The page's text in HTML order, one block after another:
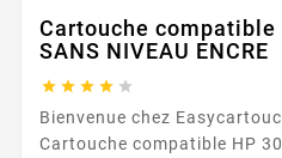
Cartouche compatible
SANS NIVEAU ENCRE
    
Bienvenue chez
Cartouche compatible HP